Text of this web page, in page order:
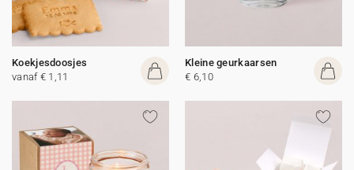
Koekjesdoosjes
vanaf € 1,11
Kleine geurkaarsen
€ 6,10